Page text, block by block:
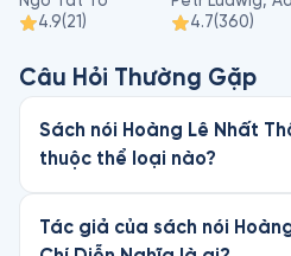
4.9(21)
4.7(360)
Câu Hỏi Thường Gặp
Sách nói Hoàng Lê Nhất
thuộc thể loại nào?
Tác giả của sách nói